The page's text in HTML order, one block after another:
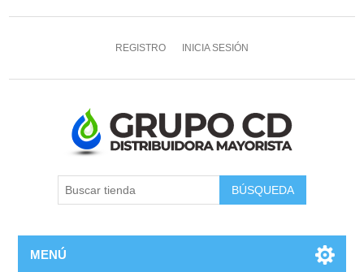
REGISTRO INICIA SESIÓN
MENÚ